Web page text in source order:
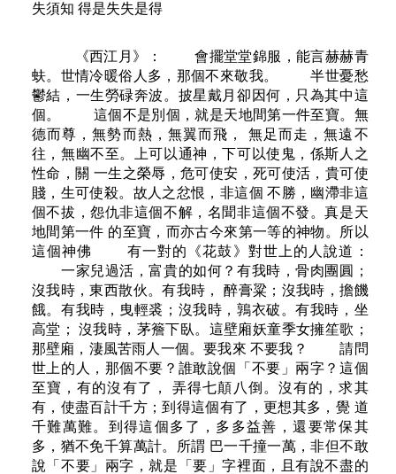
失須知 得是失失是得
《西江月》： 會擺堂堂錦服，能言赫赫青
蚨。世情冷暖俗人多，那個不來敬我。 半世憂愁
鬱結，一生勞碌奔波。披星戴月卻因何，只為其中這
個。 這個不是別個，就是天地間第一件至寶。無
德而尊，無勢而熱，無翼而飛， 無足而走，無遠不
往，無幽不至。上可以通神，下可以使鬼，係斯人之
性命，關 一生之榮辱，危可使安，死可使活，貴可使
賤，生可使殺。故人之忿恨，非這個 不勝，幽滯非這
個不拔，怨仇非這個不解，名聞非這個不發。真是天
地間第一件 的至寶，而亦古今來第一等的神物。所以
這個神佛 有一對的《花鼓》對世上的人說道：
一家兒過活，富貴的如何？有我時，骨肉團圓；
沒我時，東西散伙。有我時， 醉膏粱；沒我時，擔饑
餓。有我時，曳輕裘；沒我時，鶉衣破。有我時，坐
高堂； 沒我時，茅簷下臥。這壁廂妖童季女擁笙歌；
那壁廂，淒風苦雨人一個。要我來 不要我？ 請問
世上的人，那個不要？誰敢說個「不要」兩字？這個
至寶，有的沒有了， 弄得七顛八倒。沒有的，求其
有，使盡百計千方；到得這個有了，更想其多，覺 道
千難萬難。到得這個多了，多多益善，還要常保其
多，猶不免千算萬計。所謂 巴一千撞一萬，非但不敢
說「不要」兩字，就是「要」字裡面，且有說不盡的